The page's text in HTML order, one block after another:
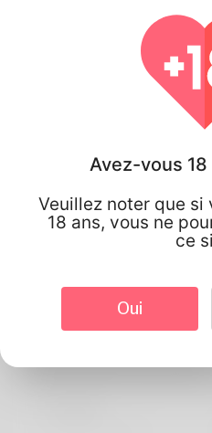
Avez-vous
Veuillez noter que si
18 ans, vous ne
ce
Oui
Diego
Information de profil